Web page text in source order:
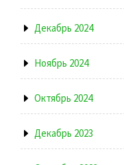
Декабрь 2024
Ноябрь 2024
Октябрь 2024
Декабрь 2023